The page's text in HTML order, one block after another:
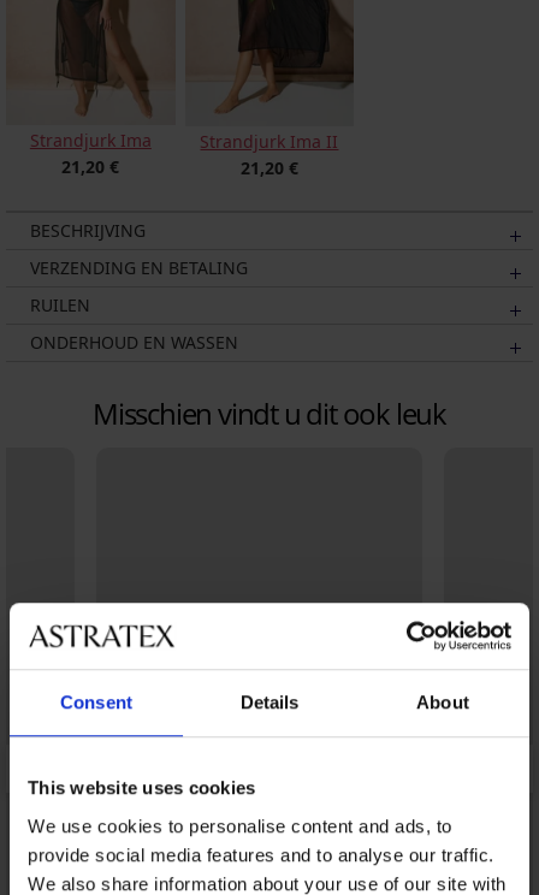
Consent Details About
This website uses cookies
We use cookies to personalise content and ads, to
provide social media features and to analyse our traffic.
We also share information about your use of our site with
Strandjurk Ima
21,20 €
Strandjurk Ima II
21,20 €
BESCHRIJVING
VERZENDING EN BETALING
RUILEN
ONDERHOUD EN WASSEN
Misschien vindt u dit ook leuk